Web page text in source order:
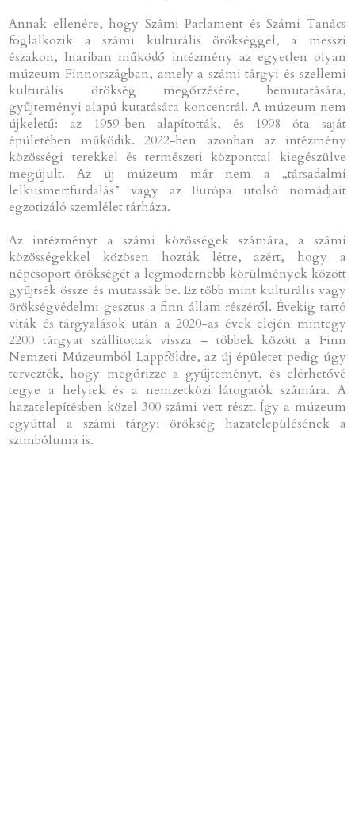
Annak ellenére, hogy Számi Parlament és Számi Tanács
foglalkozik a számi kulturális örökséggel, a messzi
északon, Inariban működő intézmény az egyetlen olyan
múzeum Finnországban, amely a számi tárgyi és szellemi
kulturális örökség megőrzésére, bemutatására,
gyűjteményi alapú kutatására koncentrál. A múzeum nem
újkeletű: az 1959-ben alapították, és 1998 óta saját
épületében működik. 2022-ben azonban az intézmény
közösségi terekkel és természeti központtal kiegészülve
megújult. Az új múzeum már nem a „társadalmi
lelkiismertfurdalás” vagy az Európa utolsó nomádjait
egzotizáló szemlélet tárháza.
Az intézményt a számi közösségek számára, a számi
közösségekkel közösen hozták létre, azért, hogy a
népcsoport örökségét a legmodernebb körülmények között
gyűjtsék össze és mutassák be. Ez több mint kulturális vagy
örökségvédelmi gesztus a finn állam részéről. Évekig tartó
viták és tárgyalások után a 2020-as évek elején mintegy
2200 tárgyat szállítottak vissza – többek között a Finn
Nemzeti Múzeumból Lappföldre, az új épületet pedig úgy
tervezték, hogy megőrizze a gyűjteményt, és elérhetővé
tegye a helyiek és a nemzetközi látogatók számára. A
hazatelepítésben közel 300 számi vett részt. Így a múzeum
egyúttal a számi tárgyi örökség hazatelepülésének a
szimbóluma is.